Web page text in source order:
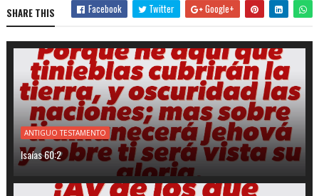
SHARE THIS Facebook Twitter Google+
ANTIGUO TESTAMENTO
Isaías 60:2